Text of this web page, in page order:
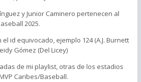
y Junior Caminero pertenecen al
2025.
id equivocado, ejemplo 124 (A.J. Burnett
Gómez (Del Licey)
de mi playlist, otras de los estadios
Caribes/Baseball.